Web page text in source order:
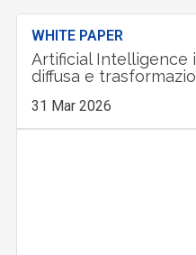
WHITE PAPER
Artificial Intelligence
diffusa e
31 Mar 2026